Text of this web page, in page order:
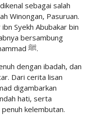
sebagai salah
Winongan, Pasuruan.
Syekh Abubakar bin
bersambung
hingga kepada junjungan kita Nabi Muhammad ﷺ.
dengan ibadah, dan
Dari cerita lisan
digambarkan
hati, serta
kelembutan.